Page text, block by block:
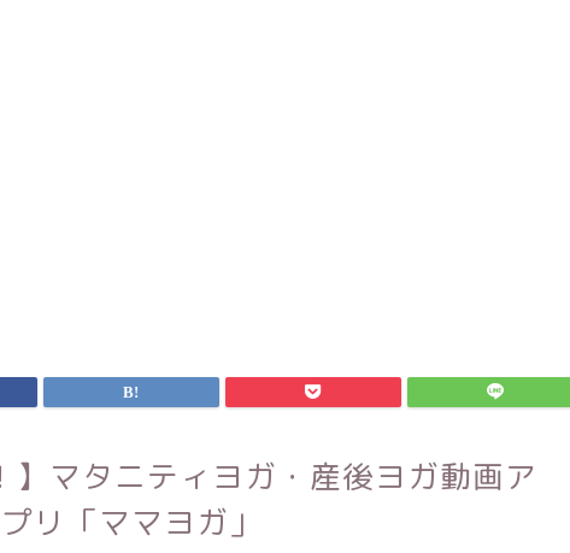
】マタニティヨガ・産後ヨガ動画ア
プリ「ママヨガ」